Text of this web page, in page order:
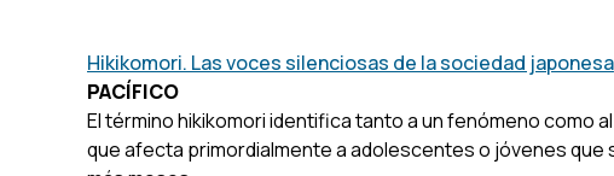
Hikikomori. Las voces silenciosas de la sociedad japonesa
PACÍFICO
El término hikikomori identifica tanto a un fenómeno como
que afecta primordialmente a adolescentes o jóvenes